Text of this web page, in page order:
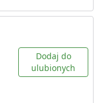
Dodaj do
ulubionych